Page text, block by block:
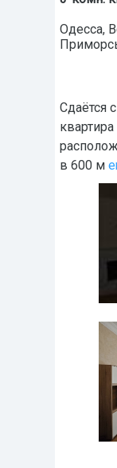
Одесса,
Сдаётся
в 600 м